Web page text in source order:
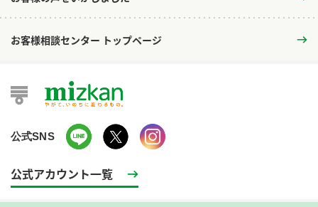
お客様相談センター トップページ
公式SNS
公式アカウント一覧